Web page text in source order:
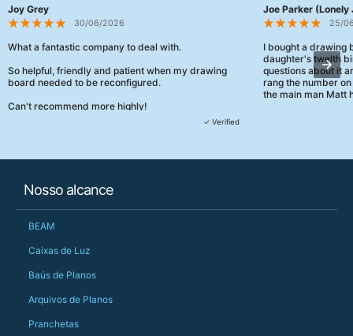
Joy Grey
30/06/2026
What a fantastic company to deal with.
So helpful, friendly and patient when my drawing
board needed to be reconfigured.
Can't recommend more highly!
✓ Verified
Joe Parker (Lonely
25/
I bought a drawing
daughter's twelth
questions about it
rang the number
the main man Matt
Nosso alcance
BEAM
Caixas de Luz
Baús de Planos
Arquivos de Planos
Pranchetas